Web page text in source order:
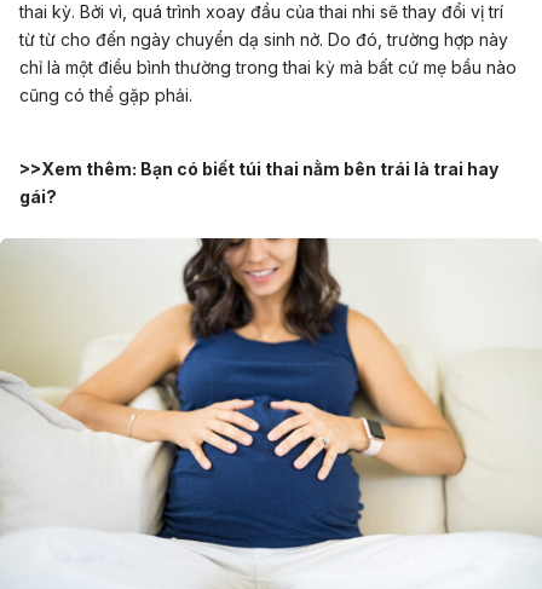
thai kỳ. Bởi vì, quá trình xoay đầu của thai nhi sẽ thay đổi vị trí
từ từ cho đến ngày chuyển dạ sinh nở. Do đó, trường hợp này
chỉ là một điều bình thường trong thai kỳ mà bất cứ mẹ bầu nào
cũng có thể gặp phải.
>>Xem thêm: Bạn có biết túi thai nằm bên trái là trai hay
gái?